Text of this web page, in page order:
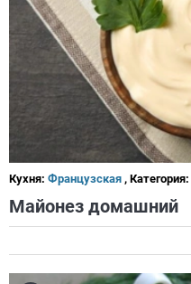
Кухня: Французская , Категория:
Майонез домашний